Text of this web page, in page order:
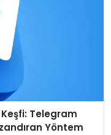
Telegram
Yöntem